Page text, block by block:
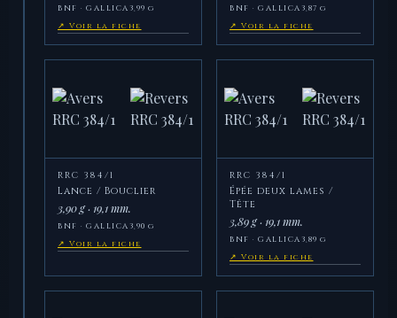
BNF · GALLICA 3,99 g
↗ Voir la fiche
BNF · GALLICA 3,87 g
↗ Voir la fiche
RRC 384/1
Lance / Bouclier
3,90 g · 19,1 mm.
BNF · GALLICA 3,90 g
↗ Voir la fiche
RRC 384/1
Épée deux lames /
Tête
3,89 g · 19,1 mm.
BNF · GALLICA 3,89 g
↗ Voir la fiche